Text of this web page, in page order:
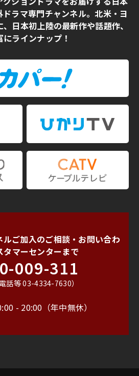
ラマ専門チャンネル。北米・ヨ
日本初上陸の最新作や話題作、
ラインナップ！
ルご加入のご相談・お問い合わ
タマーセンターまで
009-311
話等 03-4334-7630）
- 20:00（年中無休）